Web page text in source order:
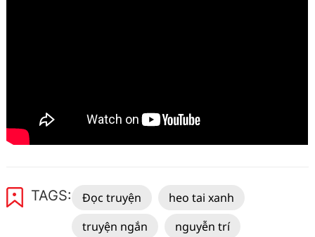
TAGS: Đọc truyện
heo tai xanh
truyện ngắn
nguyễn trí